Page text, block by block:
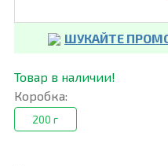
ШУКАЙТЕ
Товар в наличии!
Коробка:
200 г